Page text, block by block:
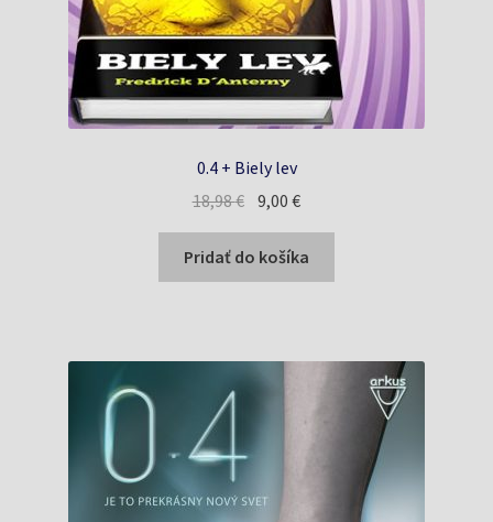
0.4 + Biely lev
18,98€ Pôvodná
cena
bola:
18,98 €.
9,00€Aktuálna
cena
je:
9,00 €.
Pridať do košíka